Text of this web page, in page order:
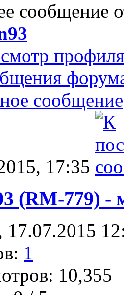
сообщение
профиля
сообщение
17:35
(RM-779) -
17.07.2015
1
10,355